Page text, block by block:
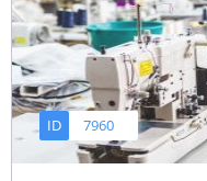
ID 7960